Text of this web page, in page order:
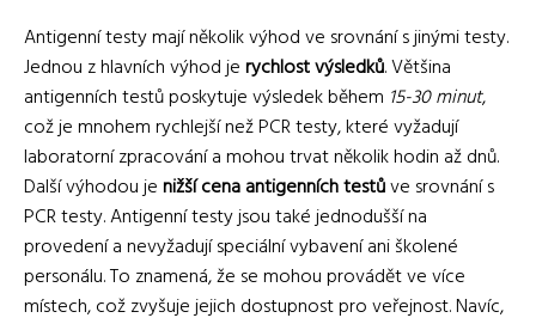
Antigenní testy mají několik výhod ve srovnání s jinými testy.
Jednou z hlavních výhod jerychlost výsledků. Většina
antigenních testů poskytuje výsledek během 15-30 minut,
což je mnohem rychlejší než PCR testy, které vyžadují
laboratorní zpracování a mohou trvat několik hodin až dnů.
Další výhodou jenižší cena antigenních testůve srovnání s
PCR testy. Antigenní testy jsou také jednodušší na
provedení a nevyžadují speciální vybavení ani školené
personálu. To znamená, že se mohou provádět ve více
místech, což zvyšuje jejich dostupnost pro veřejnost. Navíc,